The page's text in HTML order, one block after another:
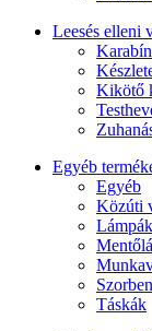
Leesés elleni
Kikötő
Egyéb
Egyéb
Közúti
Lámpák
Táskák